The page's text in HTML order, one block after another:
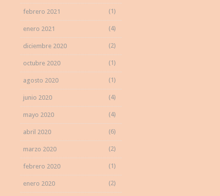
febrero 2021 (1)
enero 2021 (4)
diciembre 2020 (2)
octubre 2020 (1)
agosto 2020 (1)
junio 2020 (4)
mayo 2020 (4)
abril 2020 (6)
marzo 2020 (2)
febrero 2020 (1)
enero 2020 (2)